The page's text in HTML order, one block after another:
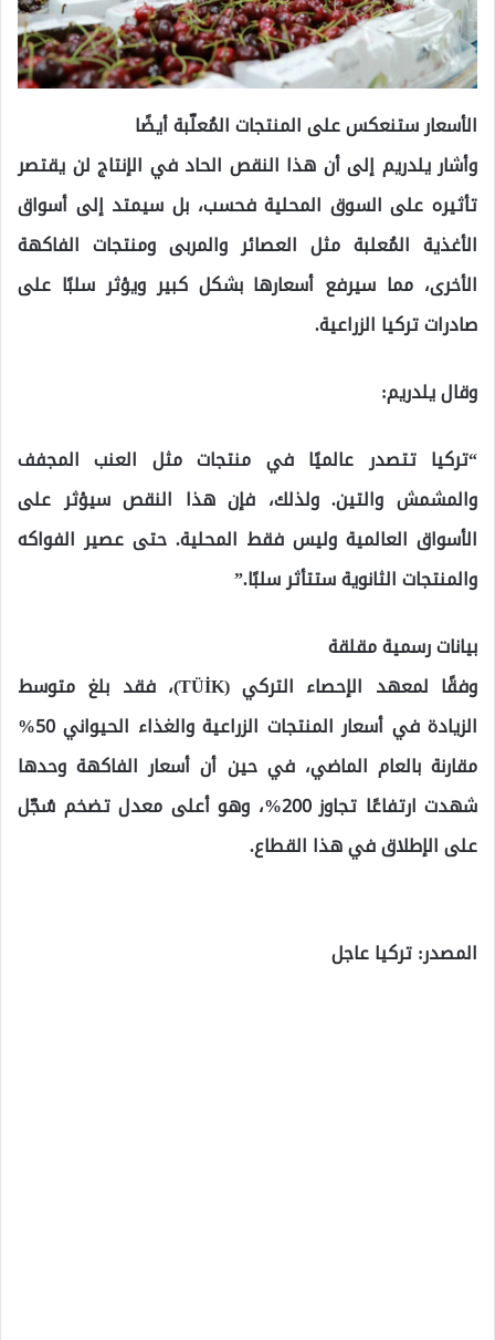
الأسعار ستنعكس على المنتجات المُعلّبة أيضًا
وأشار يلدريم إلى أن هذا النقص الحاد في الإنتاج لن يقتصر
تأثيره على السوق المحلية فحسب، بل سيمتد إلى أسواق
الأغذية المُعلبة مثل العصائر والمربى ومنتجات الفاكهة
الأخرى، مما سيرفع أسعارها بشكل كبير ويؤثر سلبًا على
صادرات تركيا الزراعية.
وقال يلدريم:
“تركيا تتصدر عالميًا في منتجات مثل العنب المجفف
والمشمش والتين. ولذلك، فإن هذا النقص سيؤثر على
الأسواق العالمية وليس فقط المحلية. حتى عصير الفواكه
والمنتجات الثانوية ستتأثر سلبًا.”
بيانات رسمية مقلقة
وفقًا لمعهد الإحصاء التركي (TÜİK)، فقد بلغ متوسط
الزيادة في أسعار المنتجات الزراعية والغذاء الحيواني 50%
مقارنة بالعام الماضي، في حين أن أسعار الفاكهة وحدها
شهدت ارتفاعًا تجاوز 200%، وهو أعلى معدل تضخم سُجّل
على الإطلاق في هذا القطاع.
المصدر: تركيا عاجل